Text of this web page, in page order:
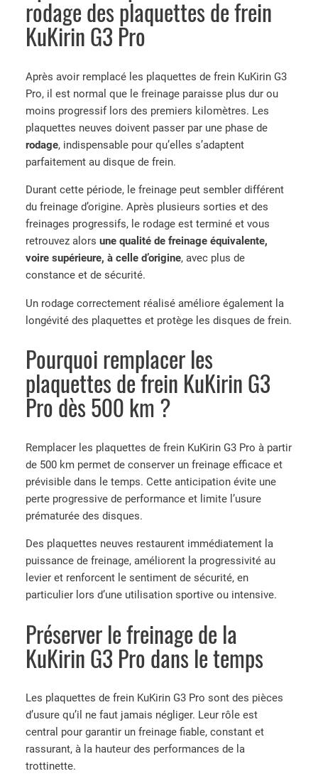
q
u
d
e
f
r
e
i
K
u
r
n
3
P
r
o
rodage des plaquettes de frein
KuKirin G3 Pro
Après avoir remplacé les plaquettes de frein KuKirin G3
Pro, il est normal que le freinage paraisse plus dur ou
moins progressif lors des premiers kilomètres. Les
plaquettes neuves doivent passer par une phase de
rodage, indispensable pour qu’elles s’adaptent
parfaitement au disque de frein.
Durant cette période, le freinage peut sembler différent
du freinage d’origine. Après plusieurs sorties et des
freinages progressifs, le rodage est terminé et vous
retrouvez alors une qualité de freinage équivalente,
voire supérieure, à celle d’origine, avec plus de
constance et de sécurité.
Un rodage correctement réalisé améliore également la
longévité des plaquettes et protège les disques de frein.
Pourquoi remplacer les
plaquettes de frein KuKirin G3
Pro dès 500 km ?
Remplacer les plaquettes de frein KuKirin G3 Pro à partir
de 500 km permet de conserver un freinage efficace et
prévisible dans le temps. Cette anticipation évite une
perte progressive de performance et limite l’usure
prématurée des disques.
Des plaquettes neuves restaurent immédiatement la
puissance de freinage, améliorent la progressivité au
levier et renforcent le sentiment de sécurité, en
particulier lors d’une utilisation sportive ou intensive.
Préserver le freinage de la
KuKirin G3 Pro dans le temps
Les plaquettes de frein KuKirin G3 Pro sont des pièces
d’usure qu’il ne faut jamais négliger. Leur rôle est
central pour garantir un freinage fiable, constant et
rassurant, à la hauteur des performances de la
trottinette.